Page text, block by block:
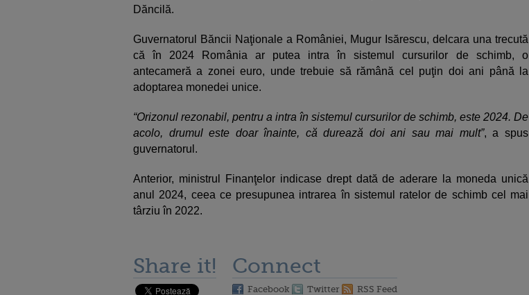
Dăncilă.
Guvernatorul Băncii Naţionale a României, Mugur Isărescu, delcara una trecută
că în 2024 România ar putea intra în sistemul cursurilor de schimb, o
antecameră a zonei euro, unde trebuie să rămână cel puţin doi ani până la
adoptarea monedei unice.
“Orizonul rezonabil, pentru a intra în sistemul cursurilor de schimb, este 2024. De
acolo, drumul este doar înainte, că durează doi ani sau mai mult”, a spus
guvernatorul.
Anterior, ministrul Finanţelor indicase drept dată de aderare la moneda unică
anul 2024, ceea ce presupunea intrarea în sistemul ratelor de schimb cel mai
târziu în 2022.
Share it! Connect
Facebook Twitter RSS Feed